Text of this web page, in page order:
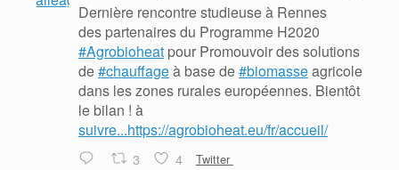
Dernière rencontre studieuse à Rennes
des partenaires du Programme H2020
#Agrobioheat pour Promouvoir des solutions
de#chauffageà base de#biomasseagricole
dans les zones rurales européennes. Bientôt
le bilan ! à
suivre...https://agrobioheat.eu/fr/accueil/
3 4 Twitter